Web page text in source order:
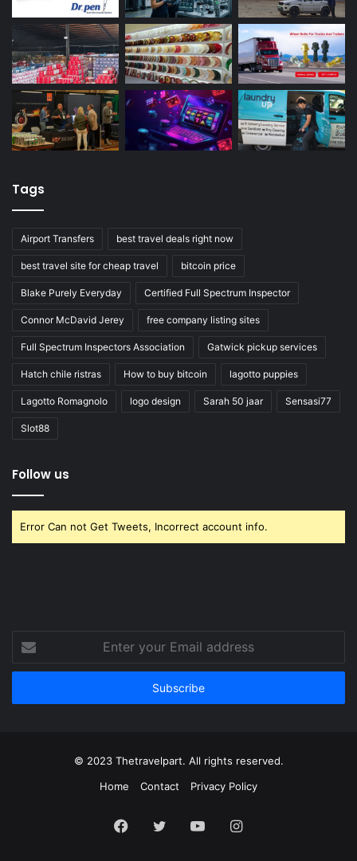
Tags
Airport Transfers best travel deals right now
best travel site for cheap travel bitcoin price
Blake Purely Everyday Certified Full Spectrum Inspector
Connor McDavid Jerey free company listing sites
Full Spectrum Inspectors Association Gatwick pickup services
Hatch chile ristras How to buy bitcoin lagotto puppies
Lagotto Romagnolo logo design Sarah 50 jaar Sensasi77
Slot88
Follow us
Error Can not Get Tweets, Incorrect account info.
your
Email
© 2023 Thetravelpart. All rights reserved.
Home
Contact Privacy Policy
Facebook
TwitterYouTubeInstagram